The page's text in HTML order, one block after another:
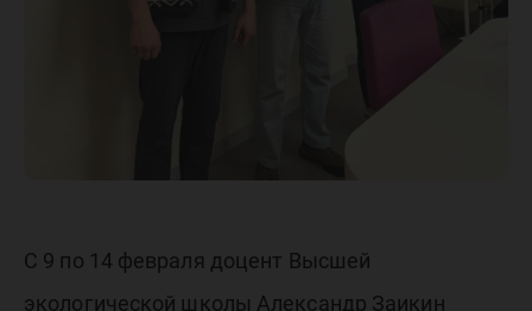
С 9 по 14 февраля доцент Высшей
экологической школы Александр Заикин